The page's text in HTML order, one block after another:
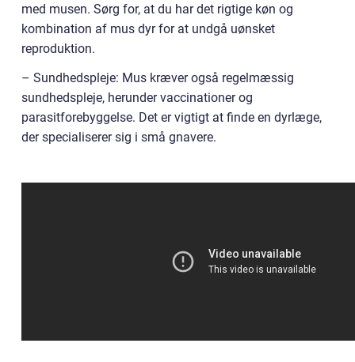
med musen. Sørg for, at du har det rigtige køn og
kombination af mus dyr for at undgå uønsket
reproduktion.
– Sundhedspleje: Mus kræver også regelmæssig
sundhedspleje, herunder vaccinationer og
parasitforebyggelse. Det er vigtigt at finde en dyrlæge,
der specialiserer sig i små gnavere.